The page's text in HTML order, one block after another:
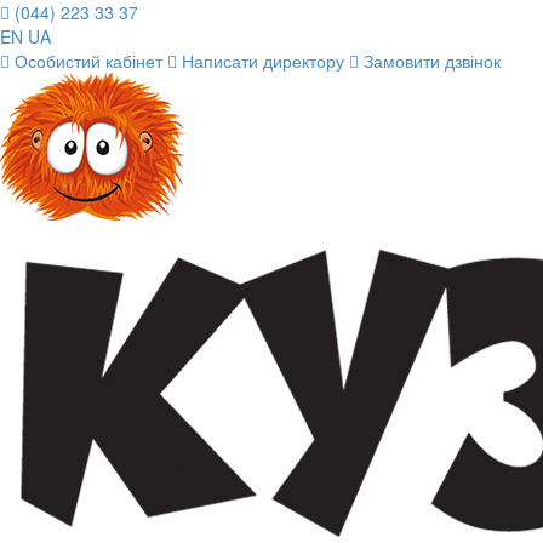
(044) 223 33 37
EN UA
Особистий кабінет
Написати директору Замовити дзвінок